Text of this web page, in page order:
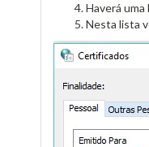
Haverá
Nesta lista